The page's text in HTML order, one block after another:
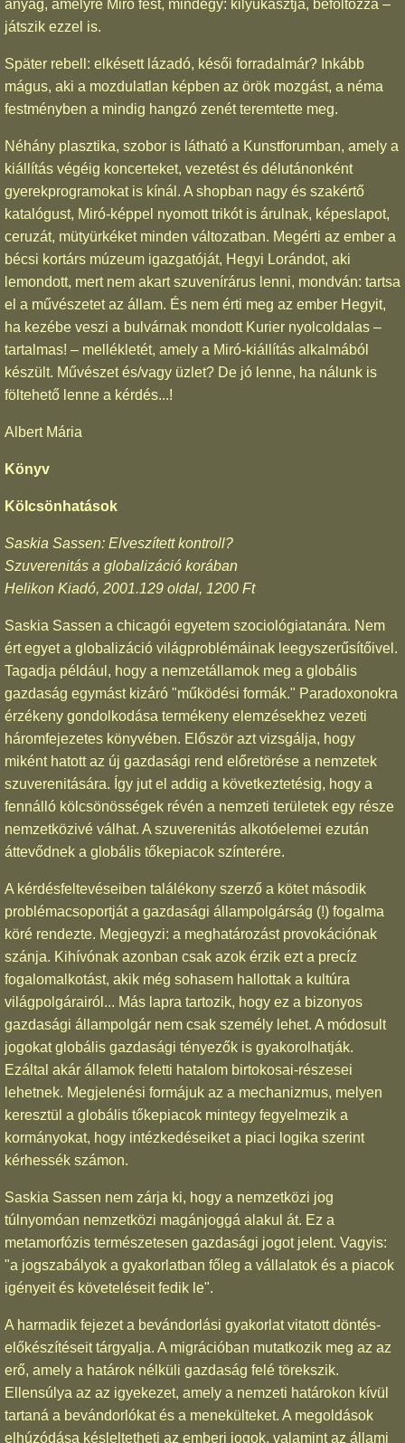
anyag, amelyre Miró fest, mindegy: kilyukasztja, befoltozza –
játszik ezzel is.
Später rebell: elkésett lázadó, késői forradalmár? Inkább
mágus, aki a mozdulatlan képben az örök mozgást, a néma
festményben a mindig hangzó zenét teremtette meg.
Néhány plasztika, szobor is látható a Kunstforumban, amely a
kiállítás végéig koncerteket, vezetést és délutánonként
gyerekprogramokat is kínál. A shopban nagy és szakértő
katalógust, Miró-képpel nyomott trikót is árulnak, képeslapot,
ceruzát, mütyürkéket minden változatban. Megérti az ember a
bécsi kortárs múzeum igazgatóját, Hegyi Lorándot, aki
lemondott, mert nem akart szuvenírárus lenni, mondván: tartsa
el a művészetet az állam. És nem érti meg az ember Hegyit,
ha kezébe veszi a bulvárnak mondott Kurier nyolcoldalas –
tartalmas! – mellékletét, amely a Miró-kiállítás alkalmából
készült. Művészet és/vagy üzlet? De jó lenne, ha nálunk is
föltehető lenne a kérdés...!
Albert Mária
Könyv
Kölcsönhatások
Saskia Sassen: Elveszített kontroll?
Szuverenitás a globalizáció korában
Helikon Kiadó, 2001.129 oldal, 1200 Ft
Saskia Sassen a chicagói egyetem szociológiatanára. Nem
ért egyet a globalizáció világproblémáinak leegyszerűsítőivel.
Tagadja például, hogy a nemzetállamok meg a globális
gazdaság egymást kizáró "működési formák." Paradoxonokra
érzékeny gondolkodása termékeny elemzésekhez vezeti
háromfejezetes könyvében. Először azt vizsgálja, hogy
miként hatott az új gazdasági rend előretörése a nemzetek
szuverenitására. Így jut el addig a következtetésig, hogy a
fennálló kölcsönösségek révén a nemzeti területek egy része
nemzetközivé válhat. A szuverenitás alkotóelemei ezután
áttevődnek a globális tőkepiacok színterére.
A kérdésfeltevéseiben találékony szerző a kötet második
problémacsoportját a gazdasági állampolgárság (!) fogalma
köré rendezte. Megjegyzi: a meghatározást provokációnak
szánja. Kihívónak azonban csak azok érzik ezt a precíz
fogalomalkotást, akik még sohasem hallottak a kultúra
világpolgárairól... Más lapra tartozik, hogy ez a bizonyos
gazdasági állampolgár nem csak személy lehet. A módosult
jogokat globális gazdasági tényezők is gyakorolhatják.
Ezáltal akár államok feletti hatalom birtokosai-részesei
lehetnek. Megjelenési formájuk az a mechanizmus, melyen
keresztül a globális tőkepiacok mintegy fegyelmezik a
kormányokat, hogy intézkedéseiket a piaci logika szerint
kérhessék számon.
Saskia Sassen nem zárja ki, hogy a nemzetközi jog
túlnyomóan nemzetközi magánjoggá alakul át. Ez a
metamorfózis természetesen gazdasági jogot jelent. Vagyis:
"a jogszabályok a gyakorlatban főleg a vállalatok és a piacok
igényeit és követeléseit fedik le".
A harmadik fejezet a bevándorlási gyakorlat vitatott döntés-
előkészítéseit tárgyalja. A migrációban mutatkozik meg az az
erő, amely a határok nélküli gazdaság felé törekszik.
Ellensúlya az az igyekezet, amely a nemzeti határokon kívül
tartaná a bevándorlókat és a menekülteket. A megoldások
elhúzódása késleltetheti az emberi jogok, valamint az állami